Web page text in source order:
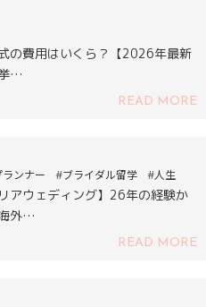
の費用はいくら？【2026年最新
…
READ MORE
ランナー #ブライダル留学 #人生
アウェディング】26年の経験か
外…
READ MORE